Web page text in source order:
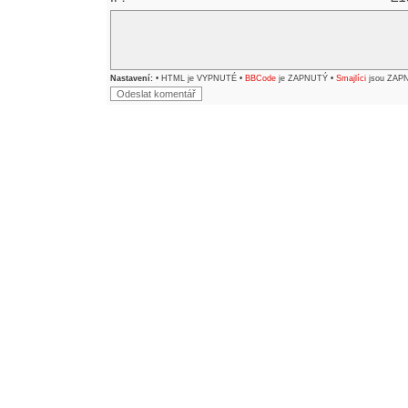
Nastavení: • HTML je VYPNUTÉ • BBCode je ZAPNUTÝ • Smajlíci jsou